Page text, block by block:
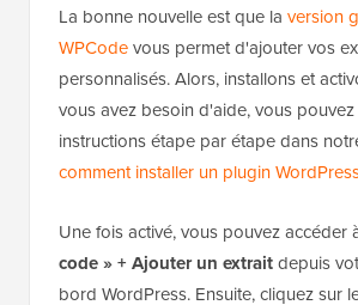
? Consulteznotre avis complet sur
La bonne nouvelle est que laversion
WPCodevous permet d'ajouter vos
personnalisés. Alors, installons et
vous avez besoin d'aide, vous pouvez
comment installer un plugin
Une fois activé, vous pouvez accéder